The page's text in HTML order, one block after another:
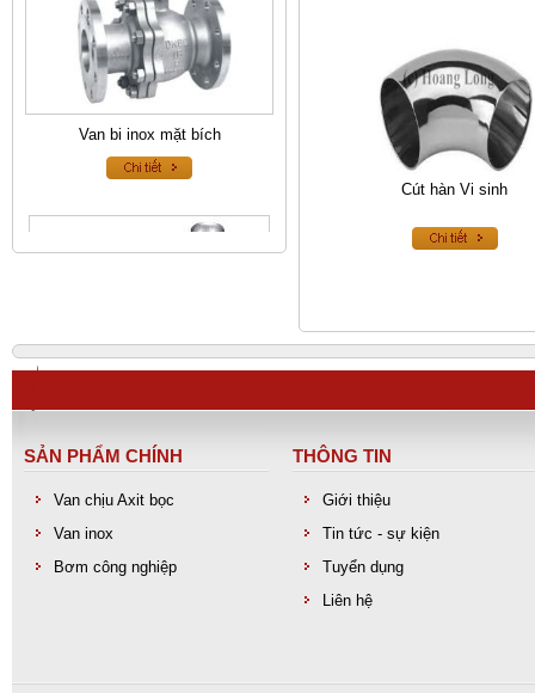
Van bi inox mặt bích
Van an toàn inox
Cút hàn Vi sinh
SẢN PHẨM CHÍNH
Van chịu Axit bọc
Van inox
Bơm công nghiệp
THÔNG TIN
Giới thiệu
Tin tức - sự kiện
Tuyển dụng
Liên hệ